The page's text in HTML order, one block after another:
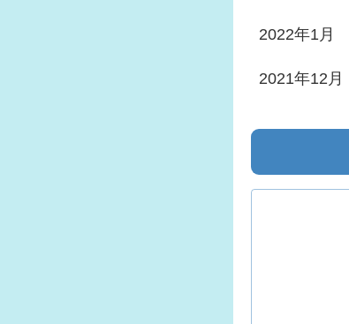
2022年1月
2021年12月